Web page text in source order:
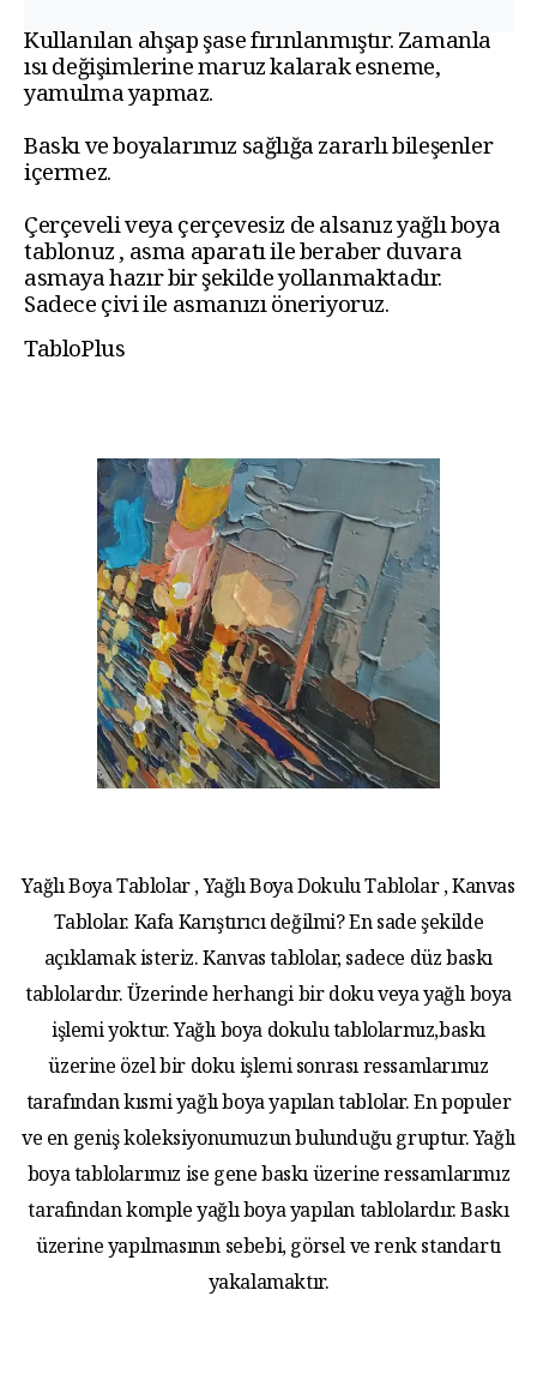
Kullanılan ahşap şase fırınlanmıştır. Zamanla
ısı değişimlerine maruz kalarak esneme,
yamulma yapmaz.
Baskı ve boyalarımız sağlığa zararlı bileşenler
içermez.
Çerçeveli veya çerçevesiz de alsanız yağlı boya
tablonuz , asma aparatı ile beraber duvara
asmaya hazır bir şekilde yollanmaktadır.
Sadece çivi ile asmanızı öneriyoruz.
TabloPlus
Yağlı Boya Tablolar , Yağlı Boya Dokulu Tablolar , Kanvas
Tablolar. Kafa Karıştırıcı değilmi? En sade şekilde
açıklamak isteriz. Kanvas tablolar, sadece düz baskı
tablolardır. Üzerinde herhangi bir doku veya yağlı boya
işlemi yoktur. Yağlı boya dokulu tablolarmız,baskı
üzerine özel bir doku işlemi sonrası ressamlarımız
tarafından kısmi yağlı boya yapılan tablolar. En populer
ve en geniş koleksiyonumuzun bulunduğu gruptur. Yağlı
boya tablolarımız ise gene baskı üzerine ressamlarımız
tarafından komple yağlı boya yapılan tablolardır. Baskı
üzerine yapılmasının sebebi, görsel ve renk standartı
yakalamaktır.